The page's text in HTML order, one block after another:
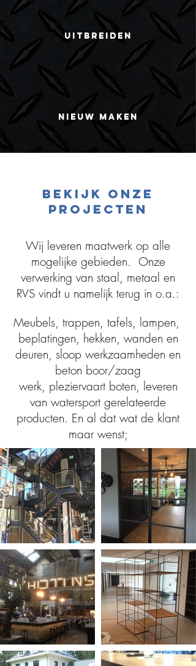
UITBREIDEN
NIEUW MAKEN
bekijk onze
projecten
Wij leveren maatwerk op alle
mogelijke gebieden. Onze
verwerking van staal, metaal en
RVS vindt u namelijk terug in o.a.:
Meubels, trappen, tafels, lampen,
beplatingen, hekken, wanden en
deuren, sloop werkzaamheden en
beton boor/zaag
werk, pleziervaart boten, leveren
van watersport gerelateerde
producten. En al dat wat de klant
maar wenst;